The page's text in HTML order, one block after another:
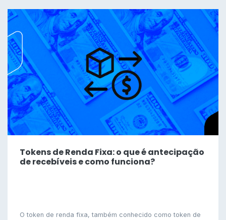
Tokens de Renda Fixa: o que é antecipação
de recebíveis e como funciona?
O token de renda fixa, também conhecido como token de